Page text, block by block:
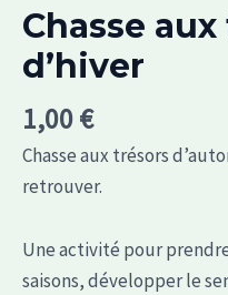
Chasse
d’hiver
1,00€
Chasse aux trésors
retrouver.
Une activité pour
saisons, développer le